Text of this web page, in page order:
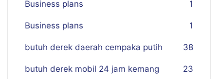
Business plans 1
Business plans 1
butuh derek daerah cempaka putih 38
butuh derek mobil 24 jam kemang 23